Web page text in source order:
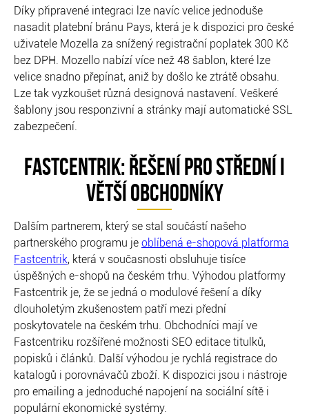
Díky připravené integraci lze navíc velice jednoduše
nasadit platební bránu Pays, která je k dispozici pro české
uživatele Mozella za snížený registrační poplatek 300 Kč
bez DPH. Mozello nabízí více než 48 šablon, které lze
velice snadno přepínat, aniž by došlo ke ztrátě obsahu.
Lze tak vyzkoušet různá designová nastavení. Veškeré
šablony jsou responzivní a stránky mají automatické SSL
zabezpečení.
FASTCENTRIK: ŘEŠENÍ PRO STŘEDNÍ I
VĚTŠÍ OBCHODNÍKY
Dalším partnerem, který se stal součástí našeho
partnerského programu jeoblíbená e-shopová platforma
Fastcentrik, která v současnosti obsluhuje tisíce
úspěšných e-shopů na českém trhu. Výhodou platformy
Fastcentrik je, že se jedná o modulové řešení a díky
dlouholetým zkušenostem patří mezi přední
poskytovatele na českém trhu. Obchodníci mají ve
Fastcentriku rozšířené možnosti SEO editace titulků,
popisků i článků. Další výhodou je rychlá registrace do
katalogů i porovnávačů zboží. K dispozici jsou i nástroje
pro emailing a jednoduché napojení na sociální sítě i
populární ekonomické systémy.